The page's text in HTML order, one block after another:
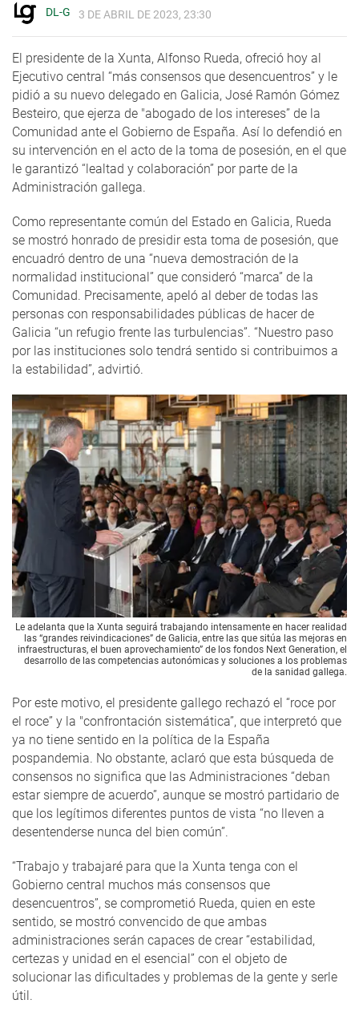
DL-G 3 DE ABRIL DE 2023, 23:30
El presidente de la Xunta, Alfonso Rueda, ofreció hoy al
Ejecutivo central “más consensos que desencuentros” y le
pidió a su nuevo delegado en Galicia, José Ramón Gómez
Besteiro, que ejerza de "abogado de los intereses” de la
Comunidad ante el Gobierno de España. Así lo defendió en
su intervención en el acto de la toma de posesión, en el que
le garantizó “lealtad y colaboración” por parte de la
Administración gallega.
Como representante común del Estado en Galicia, Rueda
se mostró honrado de presidir esta toma de posesión, que
encuadró dentro de una “nueva demostración de la
normalidad institucional” que consideró “marca” de la
Comunidad. Precisamente, apeló al deber de todas las
personas con responsabilidades públicas de hacer de
Galicia “un refugio frente las turbulencias”. “Nuestro paso
por las instituciones solo tendrá sentido si contribuimos a
la estabilidad”, advirtió.
Le adelanta que la Xunta seguirá trabajando intensamente en hacer realidad
las “grandes reivindicaciones” de Galicia, entre las que sitúa las mejoras en
infraestructuras, el buen aprovechamiento” de los fondos Next Generation, el
desarrollo de las competencias autonómicas y soluciones a los problemas
de la sanidad gallega.
Por este motivo, el presidente gallego rechazó el “roce por
el roce” y la "confrontación sistemática”, que interpretó que
ya no tiene sentido en la política de la España
pospandemia. No obstante, aclaró que esta búsqueda de
consensos no significa que las Administraciones “deban
estar siempre de acuerdo”, aunque se mostró partidario de
que los legítimos diferentes puntos de vista “no lleven a
desentenderse nunca del bien común”.
“Trabajo y trabajaré para que la Xunta tenga con el
Gobierno central muchos más consensos que
desencuentros”, se comprometió Rueda, quien en este
sentido, se mostró convencido de que ambas
administraciones serán capaces de crear “estabilidad,
certezas y unidad en el esencial” con el objeto de
solucionar las dificultades y problemas de la gente y serle
útil.